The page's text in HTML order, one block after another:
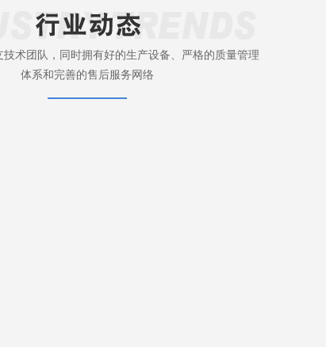
术团队，同时拥有好的生产设备、严格的质量管理
体系和完善的售后服务网络